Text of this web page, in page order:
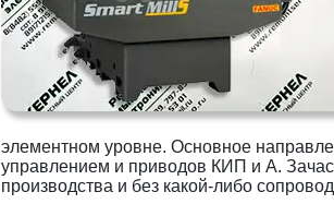
элементном уровне. Основное
управлением и приводов КИП и А.
производства и без какой-либо